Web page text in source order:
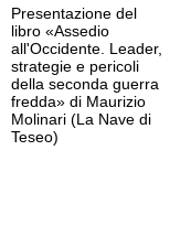
Presentazione del
libro «Assedio
all'Occidente. Leader,
strategie e pericoli
della seconda guerra
fredda» di Maurizio
Molinari (La Nave di
Teseo)